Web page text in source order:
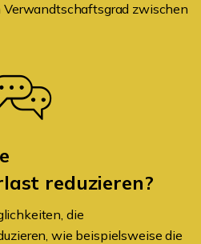
Verwandtschaftsgrad zwischen
reduzieren?
die
wie beispielsweise die